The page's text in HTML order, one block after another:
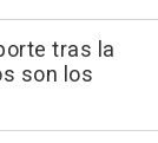
tras la
son los